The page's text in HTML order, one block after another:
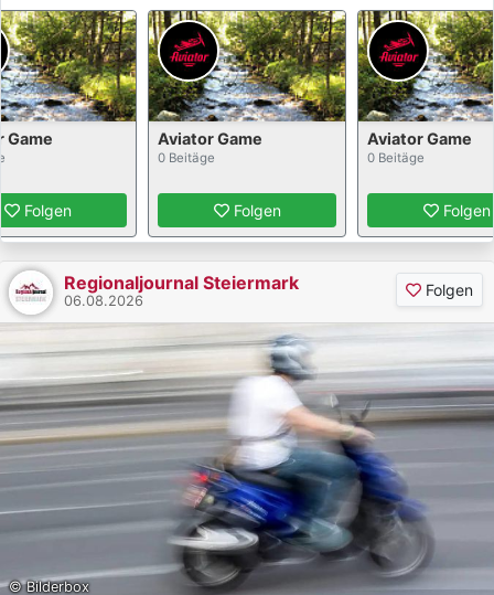
Game
Folgen
Aviator Game
0 Beitäge
Folgen
Aviator Game
0 Beitäge
Folgen
Regionaljournal Steiermark
06.08.2026
Folgen
© Bilderbox